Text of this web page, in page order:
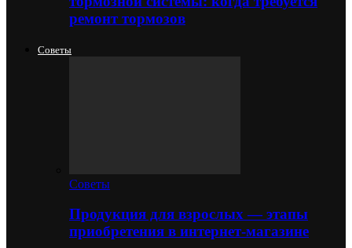
ремонт тормозов
Советы
Советы
Продукция для взрослых — этапы
приобретения в интернет-магазине